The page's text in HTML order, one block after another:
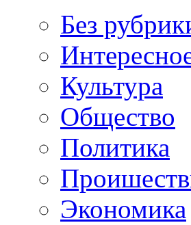
Без
Культура
Общество
Политика
Экономика